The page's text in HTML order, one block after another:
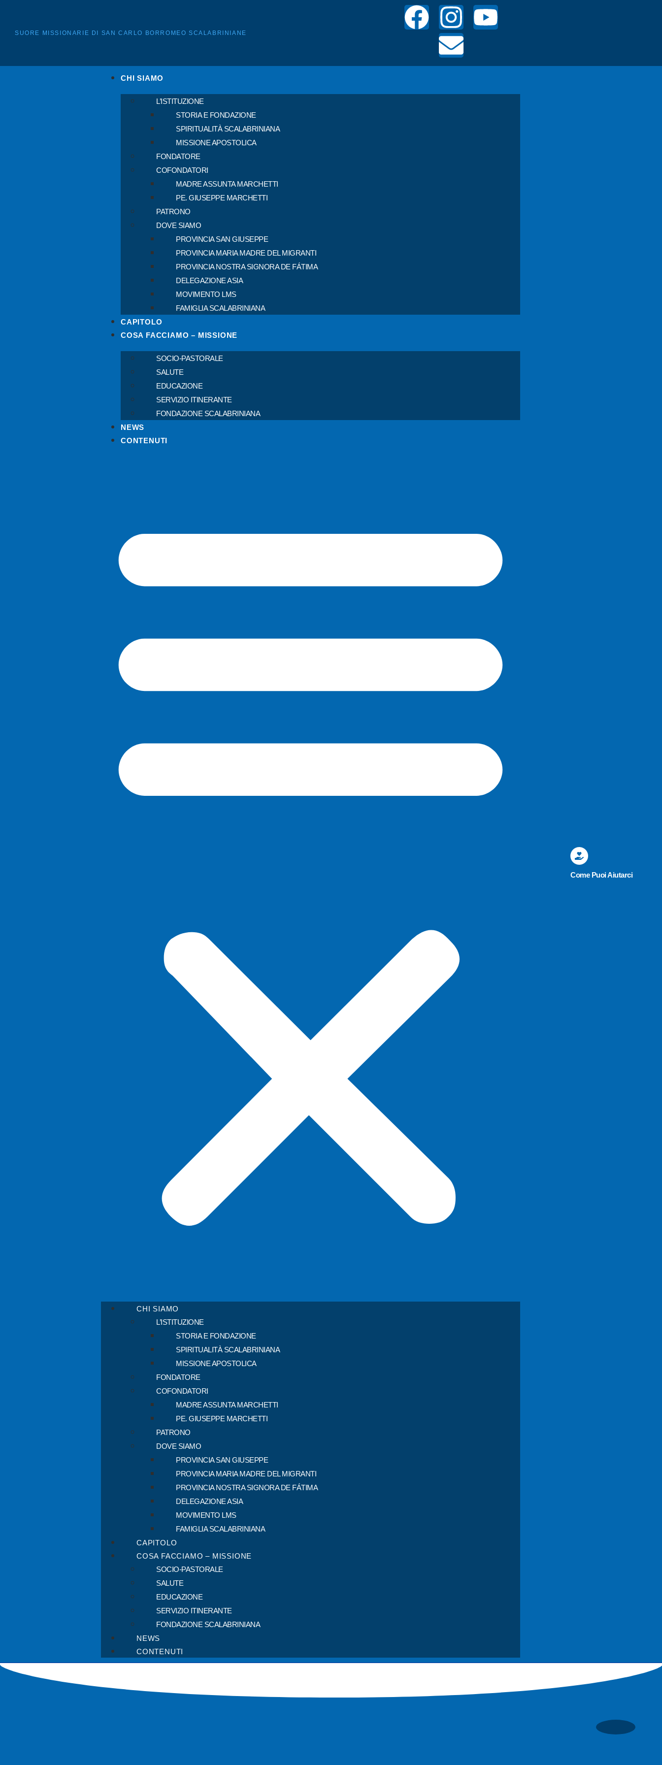
SUORE MISSIONARIE DI SAN CARLO BORROMEO SCALABRINIANE
CHI SIAMO
L’ISTITUZIONE
STORIA E FONDAZIONE
SPIRITUALITÀ SCALABRINIANA
MISSIONE APOSTOLICA
FONDATORE
COFONDATORI
MADRE ASSUNTA MARCHETTI
PE. GIUSEPPE MARCHETTI
PATRONO
DOVE SIAMO
PROVINCIA SAN GIUSEPPE
PROVINCIA MARIA MADRE DEL MIGRANTI
PROVINCIA NOSTRA SIGNORA DE FÁTIMA
DELEGAZIONE ASIA
MOVIMENTO LMS
FAMIGLIA SCALABRINIANA
CAPITOLO
COSA FACCIAMO – MISSIONE
SOCIO-PASTORALE
SALUTE
EDUCAZIONE
SERVIZIO ITINERANTE
FONDAZIONE SCALABRINIANA
NEWS
CONTENUTI
CHI SIAMO
L’ISTITUZIONE
STORIA E FONDAZIONE
SPIRITUALITÀ SCALABRINIANA
MISSIONE APOSTOLICA
FONDATORE
COFONDATORI
MADRE ASSUNTA MARCHETTI
PE. GIUSEPPE MARCHETTI
PATRONO
DOVE SIAMO
PROVINCIA SAN GIUSEPPE
PROVINCIA MARIA MADRE DEL MIGRANTI
PROVINCIA NOSTRA SIGNORA DE FÁTIMA
DELEGAZIONE ASIA
MOVIMENTO LMS
FAMIGLIA SCALABRINIANA
CAPITOLO
COSA FACCIAMO – MISSIONE
SOCIO-PASTORALE
SALUTE
EDUCAZIONE
SERVIZIO ITINERANTE
FONDAZIONE SCALABRINIANA
NEWS
CONTENUTI
Come Puoi Aiutarci